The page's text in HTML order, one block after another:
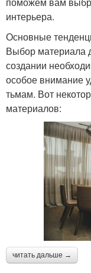
интерьера.
Основные
Выбор материала
создании
особое внимание
тьмам. Вот
материалов:
читать дальше →